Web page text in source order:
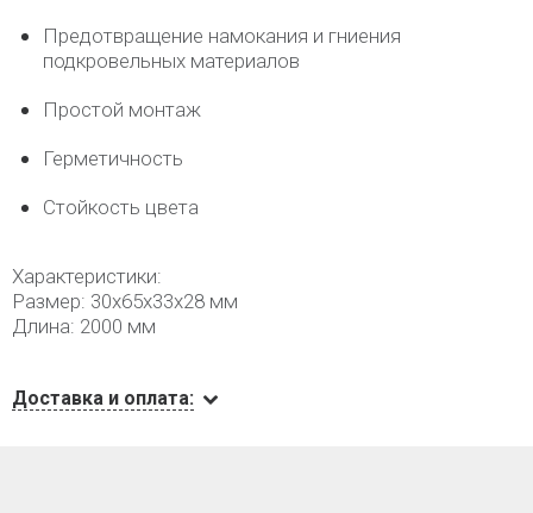
Предотвращение намокания и гниения
подкровельных материалов
Простой монтаж
Герметичность
Стойкость цвета
Характеристики:
Размер: 30х65х33х28 мм
Длина: 2000 мм
Доставка и оплата: